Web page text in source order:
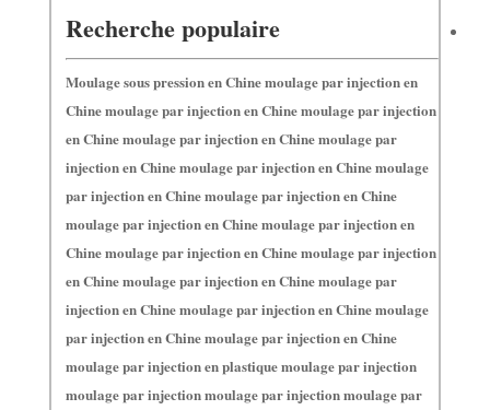
Recherche populaire
Moulage sous pression en Chine moulage par injection en
Chine moulage par injection en Chine moulage par injection
en Chine moulage par injection en Chine moulage par
injection en Chine moulage par injection en Chine moulage
par injection en Chine moulage par injection en Chine
moulage par injection en Chine moulage par injection en
Chine moulage par injection en Chine moulage par injection
en Chine moulage par injection en Chine moulage par
injection en Chine moulage par injection en Chine moulage
par injection en Chine moulage par injection en Chine
moulage par injection en plastique moulage par injection
moulage par injection moulage par injection moulage par